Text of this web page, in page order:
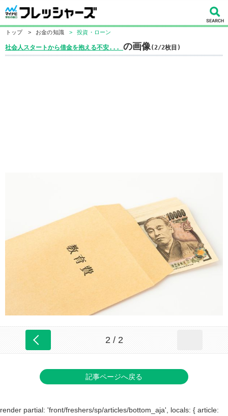
トップ > お金の知識 > 投資・ローン
社会人スタートから借金を抱える不安... の画像(2/2枚目)
2 / 2
記事ページへ戻る
render partial: 'front/freshers/sp/articles/bottom_aja', locals: { article: